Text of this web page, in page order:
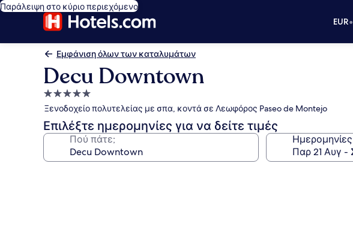
Παράλειψη στο κύριο περιεχόμενο
EUR•
Εμφάνιση όλων των καταλυμάτων
Decu Downtown
Κατάλυμα
με
5.0
αστέρια
Ξενοδοχείο πολυτελείας με σπα, κοντά σε Λεωφόρος Paseo de Montejo
Επιλέξτε ημερομηνίες για να δείτε τιμές
Πού πάτε; Ημερομηνίες